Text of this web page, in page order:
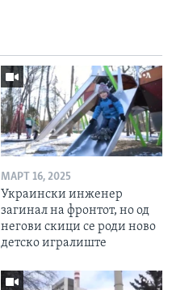
МАРТ 16, 2025
Украински инженер
загинал на фронтот, но од
негови скици се роди ново
детско игралиште